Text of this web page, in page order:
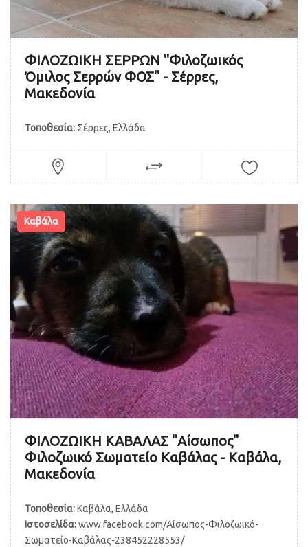
ΦΙΛΟΖΩΙΚΗ ΣΕΡΡΩΝ "Φιλοζωικός
Όμιλος Σερρών ΦΟΣ" - Σέρρες,
Μακεδονία
Τοποθεσία: Σέρρες, Ελλάδα
Καβάλα
ΦΙΛΟΖΩΙΚΗ ΚΑΒΑΛΑΣ "Αίσωπος"
Φιλοζωικό Σωματείο Καβάλας - Καβάλα,
Μακεδονία
Τοποθεσία:Καβάλα, Ελλάδα
Ιστοσελίδα:www.facebook.com/Αίσωπος-Φιλοζωικό-
Σωματείο-Καβάλας-238452228553/